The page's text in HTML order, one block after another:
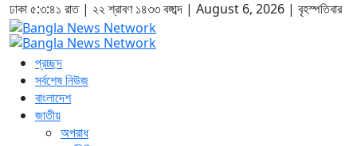
ঢাকা৫:৩:৪১ রাত| ২২ শ্রাবণ ১৪৩৩ বঙ্গাব্দ | August 6, 2026 | বৃহস্পতিবার
প্রচ্ছদ
সর্বশেষ নিউজ
বাংলাদেশ
জাতীয়
অপরাধ